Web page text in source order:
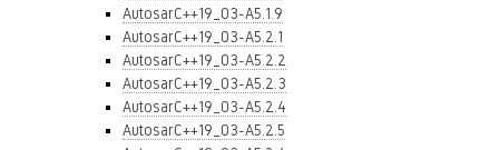
AutosarC++19_03-A5.1.9
AutosarC++19_03-A5.2.1
AutosarC++19_03-A5.2.2
AutosarC++19_03-A5.2.3
AutosarC++19_03-A5.2.4
AutosarC++19_03-A5.2.5